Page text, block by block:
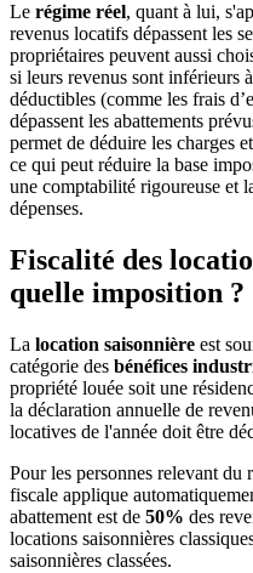
Le régime réel, quant à lui,
revenus locatifs dépassent les
propriétaires peuvent aussi
si leurs revenus sont inférieurs
déductibles (comme les frais
dépassent les abattements
permet de déduire les charges
ce qui peut réduire la base
une comptabilité rigoureuse et
dépenses.
Fiscalité des
quelle imposition ?
La location saisonnière est
catégorie des bénéfices
propriété louée soit une
la déclaration annuelle de
locatives de l'année doit être
Pour les personnes relevant du
fiscale applique
abattement est de 50% des
locations saisonnières
saisonnières classées.